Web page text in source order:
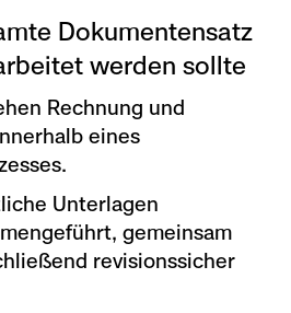
Dokumentensatz
werden sollte
Rechnung und
eines
Unterlagen
gemeinsam
revisionssicher